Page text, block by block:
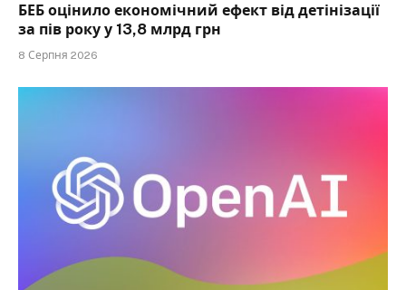
БЕБ оцінило економічний ефект від детінізації
за пів року у 13,8 млрд грн
8 Серпня 2026